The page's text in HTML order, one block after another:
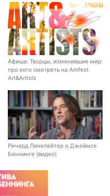
Афиша: Творцы, изменившие мир:
про кого смотреть на Amfest
Art&Artists
Ричард Линклейтер о Джеймсе
Беннинге (видео)